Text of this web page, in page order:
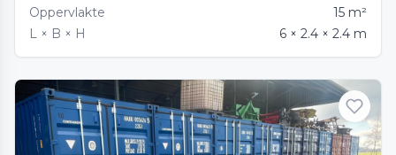
Oppervlakte
15 m²
L × B × H
6 × 2.4 × 2.4 m